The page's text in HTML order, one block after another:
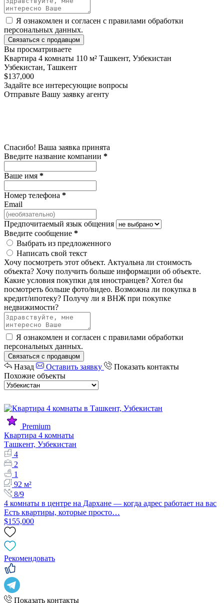
Я ознакомлен и согласен с правилами обработки
персональных данных.
Связаться с продавцом
Вы просматриваете
Квартира 4 комнаты 110 м² Ташкент, Узбекистан
Узбекистан, Ташкент
$137,000
Задайте все интересующие вопросы
Отправьте Вашу заявку агенту
Спасибо! Ваша заявка принята
Введите название компании *
Ваше имя *
Номер телефона *
Email
Предпочитаемый язык общения
Введите сообщение *
Выбрать из предложенного
Написать свой текст
Хочу посмотреть этот объект. Актуальна ли стоимость
объекта? Хочу получить больше информации об объекте.
Какие условия покупки для иностранцев? Хотел бы
посмотреть больше фото/видео. Возможна ли покупка в
кредит/ипотеку? Получу ли я ВНЖ при покупке
недвижимости?
Я ознакомлен и согласен с правилами обработки
персональных данных.
Связаться с продавцом
Назад Оставить заявку
Показать контакты
Похожие объекты
Premium
Квартира 4 комнаты
Ташкент, Узбекистан
4
2
1
92 м²
8/9
4 комнаты в центре на Дархане — когда адрес работает на вас
Есть квартиры, которые просто…
$155,000
Рекомендовать
Показать контакты